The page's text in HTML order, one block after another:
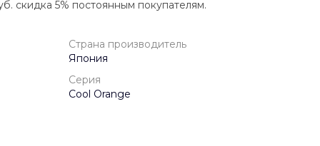
скидка 5% постоянным покупателям.
Страна производитель
Япония
Серия
Cool Orange